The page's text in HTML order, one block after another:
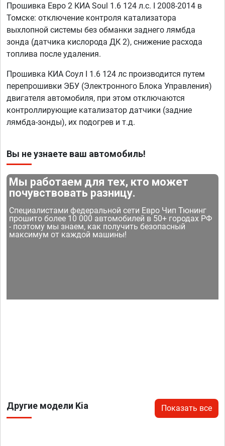
Прошивка Евро 2 КИА Soul 1.6 124 л.с. I 2008-2014 в
Томске: отключение контроля катализатора
выхлопной системы без обманки заднего лямбда
зонда (датчика кислорода ДК 2), снижение расхода
топлива после удаления.
Прошивка КИА Соул I 1.6 124 лс производится путем
перепрошивки ЭБУ (Электронного Блока Управления)
двигателя автомобиля, при этом отключаются
контроллирующие катализатор датчики (задние
лямбда-зонды), их подогрев и т.д.
Вы не узнаете ваш автомобиль!
Мы работаем для тех, кто может
почувствовать разницу.
Специалистами федеральной сети Евро Чип Тюнинг
прошито более 10 000 автомобилей в 50+ городах РФ
- поэтому мы знаем, как получить безопасный
максимум от каждой машины!
Другие модели Kia Показать все